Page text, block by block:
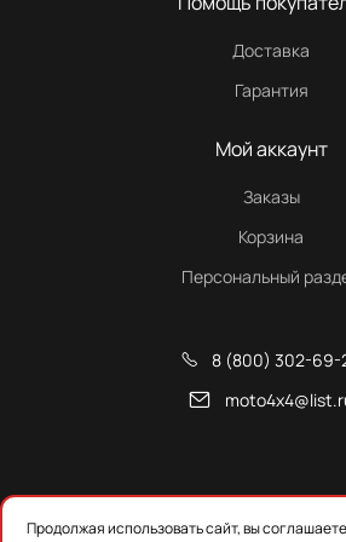
Доставка
Гарантия
Мой аккаунт
Заказы
Корзина
Персональный
8 (800) 302-69-
Снегоходы, квадроциклы и запчасти
Продолжая использовать сайт, вы